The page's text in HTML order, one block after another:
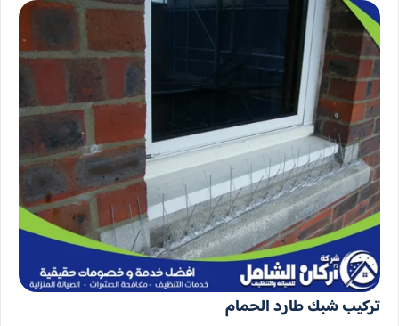
تركيب شبك طارد الحمام